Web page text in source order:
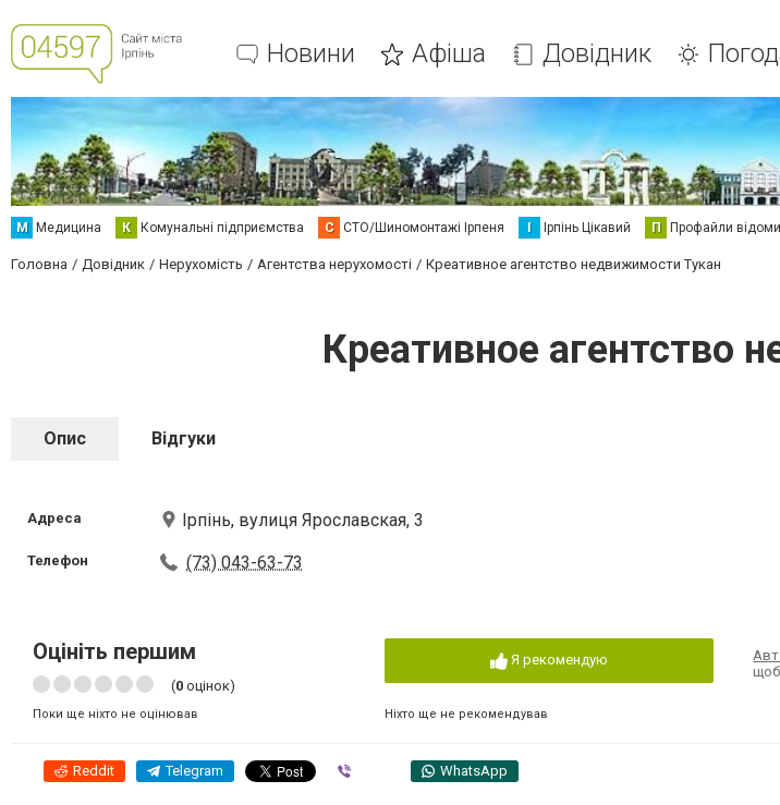
Новини Афіша Довідник
М Медицина К Комунальні підприємства С СТО/Шиномонтажі Ірпеня І Ірпінь Цікавий П Профайли
Головна Довідник Нерухомість Агентства нерухомості Креативное агентство недвижимости Тукан
Креативное агентство
Опис Відгуки
Адреса Ірпінь, вулиця Ярославская, 3
Телефон (73) 043-63-73
Оцініть першим
(0 оцінок)
Поки ще ніхто не оцінював
Я рекомендую
Ніхто ще не рекомендував
щоб
Reddit Telegram WhatsApp